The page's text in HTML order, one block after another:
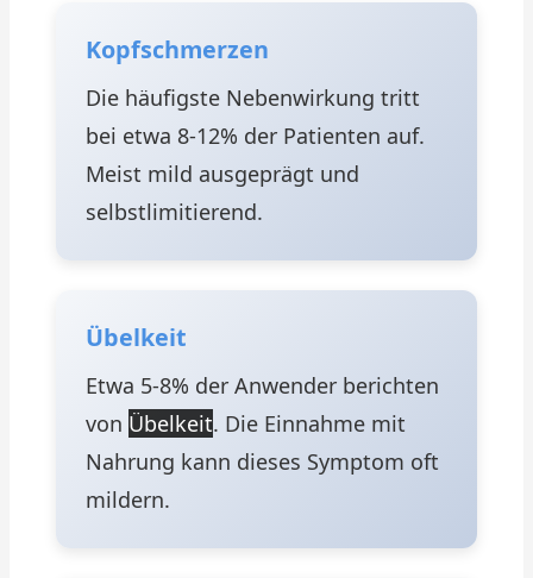
Kopfschmerzen
Die häufigste Nebenwirkung tritt
bei etwa 8-12% der Patienten auf.
Meist mild ausgeprägt und
selbstlimitierend.
Übelkeit
Etwa 5-8% der Anwender berichten
von Übelkeit. Die Einnahme mit
Nahrung kann dieses Symptom oft
mildern.